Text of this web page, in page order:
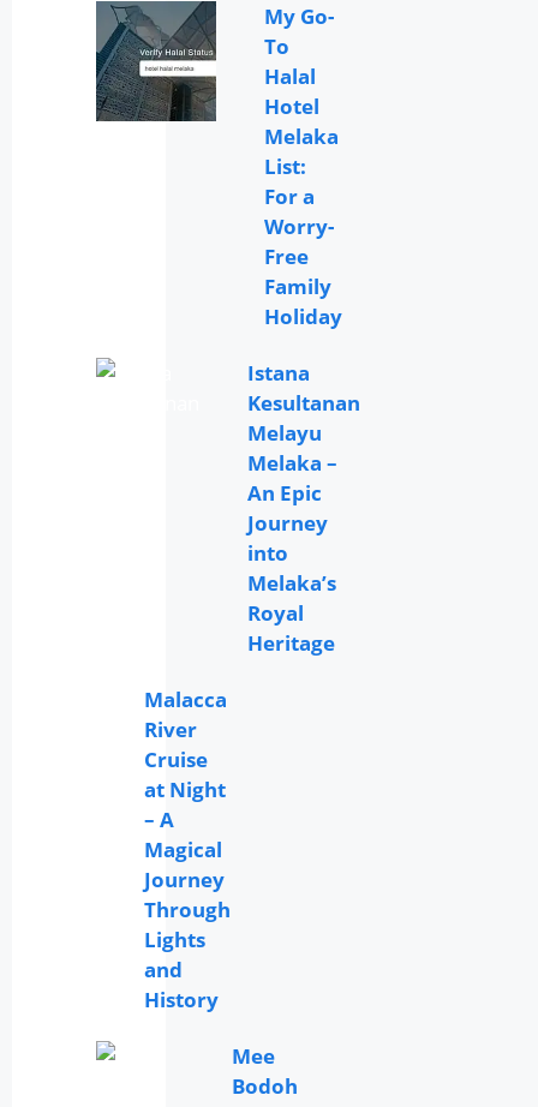
My Go-
To
Halal
Hotel
Melaka
List:
For a
Worry-
Free
Family
Holiday
Istana
Kesultanan
Melayu
Melaka –
An Epic
Journey
into
Melaka’s
Royal
Heritage
Malacca
River
Cruise
at Night
– A
Magical
Journey
Through
Lights
and
History
Mee
Bodoh